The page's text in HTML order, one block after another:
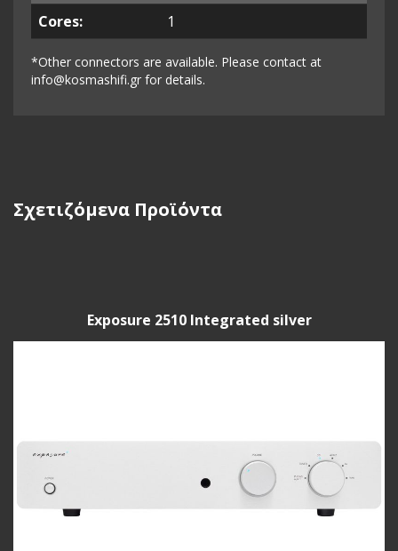
Cores:
1
*Other connectors are available. Please contact at
info@kosmashifi.gr for details.
Σχετιζόμενα Προϊόντα
Exposure 2510 Integrated silver